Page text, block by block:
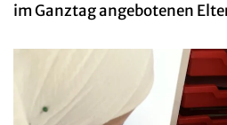
im Ganztag angebotenen